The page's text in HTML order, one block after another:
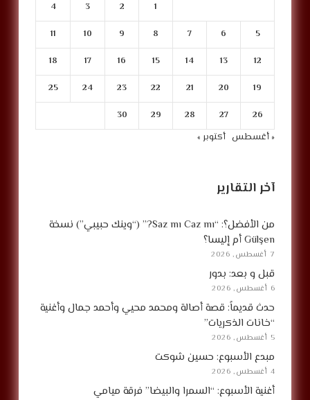
1
2
3
4
5
6
7
8
9
10
11
12
13
14
15
16
17
18
19
20
21
22
23
24
25
26
27
28
29
30
« أغسطس أكتوبر »
آخر التقارير
من الأفضل؟: “Saz mı Caz mı?” (“وينك حبيبي”) نسخة
Gülşen أم إليسا؟
7 أغسطس, 2026
قبل و بعد: بدور
6 أغسطس, 2026
حدث قديماً: قصة أصالة ومحمد محيي وأحمد جمال وأغنية
“خانات الذكريات”
5 أغسطس, 2026
مبدع الأسبوع: حسين شوكت
4 أغسطس, 2026
أغنية الأسبوع: “السمرا والبيضا” فرقة ميامي